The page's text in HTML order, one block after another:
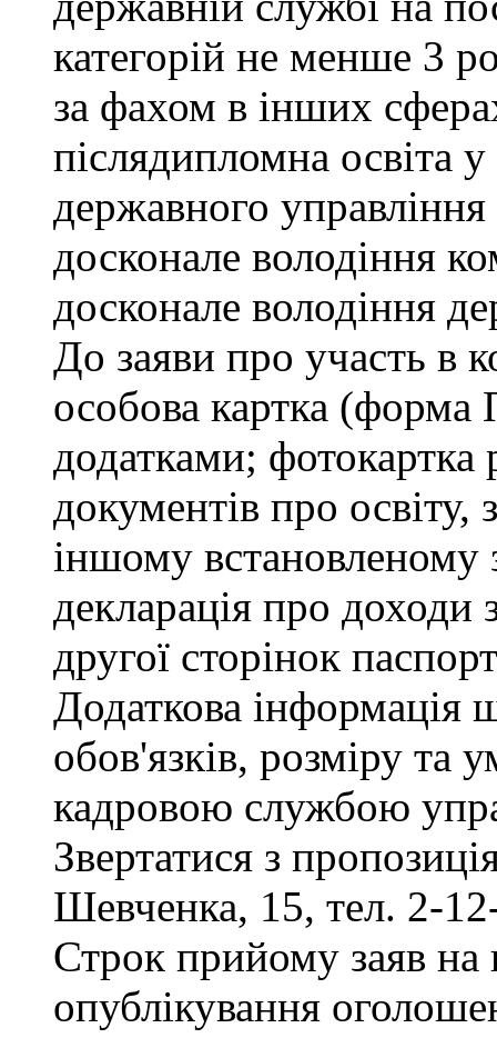
категорій не менше 3
за фахом в інших
післядипломна освіта
державного управління
досконале володіння
досконале володіння
До заяви про участь в
особова картка
додатками; фотокартка
документів про освіту,
іншому встановленому
декларація про доходи
другої сторінок
Додаткова інформація
обов'язків, розміру та
кадровою службою
Звертатися з
Шевченка, 15, тел. 2-
Строк прийому заяв на
опублікування